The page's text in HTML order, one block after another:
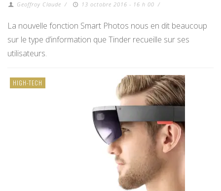
Geoffroy Claude / 13 octobre 2016 - 16 h 00 /
La nouvelle fonction Smart Photos nous en dit beaucoup
sur le type d’information que Tinder recueille sur ses
utilisateurs.
HIGH-TECH